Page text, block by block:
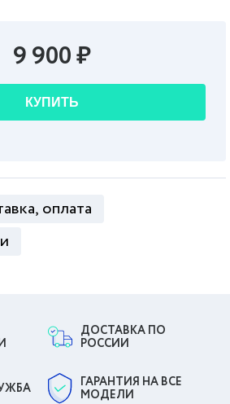
9 900 ₽
КУПИТЬ
оплата
ДОСТАВКА ПО
РОССИИ
ГАРАНТИЯ НА ВСЕ
МОДЕЛИ